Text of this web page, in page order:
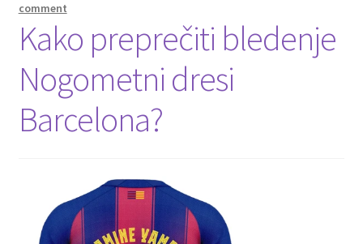
Trgovina
Zaključek nakupa
comment
Kako preprečiti bledenje
Nogometni dresi
Barcelona?